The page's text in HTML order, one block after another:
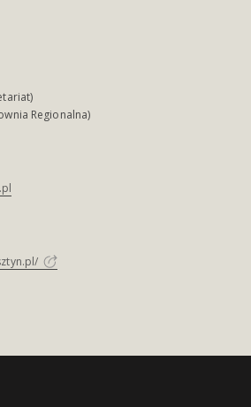
Regionalna)